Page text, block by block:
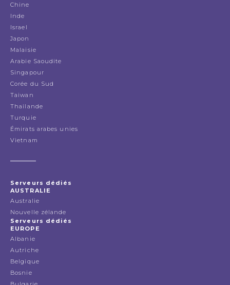
Chine
Inde
Israel
Japon
Malaisie
Arabie Saoudite
Singapour
Corée du Sud
Taiwan
Thailande
Turquie
Émirats arabes unies
Vietnam
Serveurs dédiés
AUSTRALIE
Australie
Nouvelle zélande
Serveurs dédiés
EUROPE
Albanie
Autriche
Belgique
Bosnie